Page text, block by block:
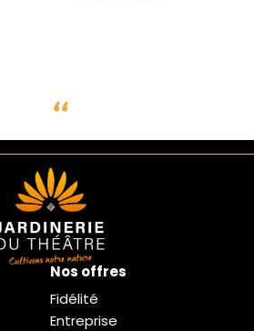
Nos offres
Fidélité
Entreprise